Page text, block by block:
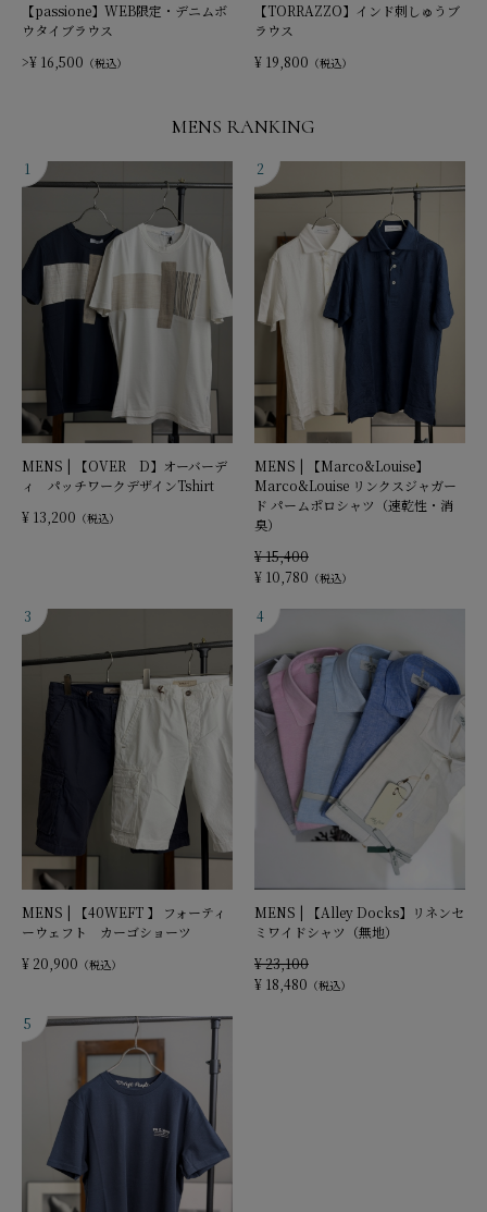
【passione】WEB限定・デニムボ
ウタイブラウス
>¥ 16,500 （税込）
【TORRAZZO】インド刺しゅうブ
ラウス
¥ 19,800 （税込）
MENS RANKING
MENS | 【OVER D】オーバーデ
ィ パッチワークデザインTshirt
¥ 13,200 （税込）
MENS | 【Marco&Louise】
Marco&Louise リンクスジャガー
ド パームポロシャツ（速乾性・消
臭）
¥ 15,400
¥ 10,780 （税込）
MENS | 【40WEFT 】 フォーティ
ーウェフト カーゴショーツ
¥ 20,900 （税込）
MENS | 【Alley Docks】リネンセ
ミワイドシャツ（無地）
¥ 23,100
¥ 18,480 （税込）